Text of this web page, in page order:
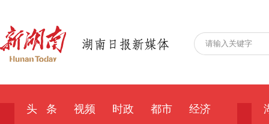
头 条 视频 时政 都市
经济